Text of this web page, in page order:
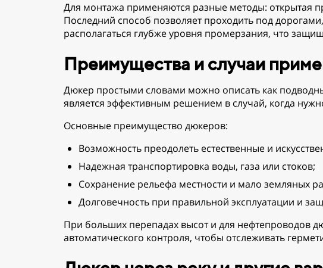
Для монтажа применяются разные методы: открытая
Последний способ позволяет проходить под
располагаться глубже уровня промерзания, что
Преимущества и случаи
Дюкер простыми словами можно описать как
является эффективным решением в случай, когда
Основные преимущество дюкеров:
Возможность преодолеть естественные и
Надежная транспортировка воды, газа или стоков;
Сохранение рельефа местности и мало земляных
Долговечность при правильной эксплуатации и
При больших перепадах высот и для нефтепроводов
автоматического контроля, чтобы отслеживать